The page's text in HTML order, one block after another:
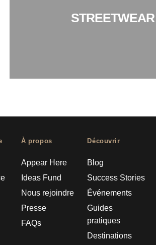
STREETWEAR
À propos
Appear Here
Ideas Fund
Nous rejoindre
Presse
FAQs
Découvrir
Blog
Success Stories
Événements
Guides
pratiques
Destinations